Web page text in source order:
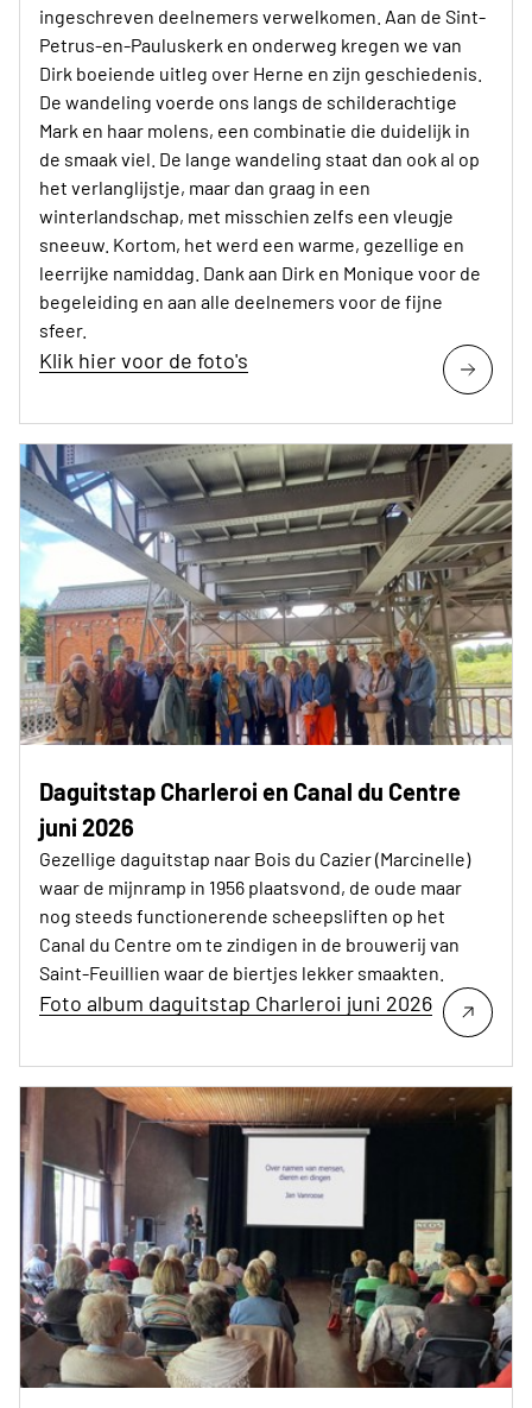
ingeschreven deelnemers verwelkomen. Aan de Sint-
Petrus-en-Pauluskerk en onderweg kregen we van
Dirk boeiende uitleg over Herne en zijn geschiedenis.
De wandeling voerde ons langs de schilderachtige
Mark en haar molens, een combinatie die duidelijk in
de smaak viel. De lange wandeling staat dan ook al op
het verlanglijstje, maar dan graag in een
winterlandschap, met misschien zelfs een vleugje
sneeuw. Kortom, het werd een warme, gezellige en
leerrijke namiddag. Dank aan Dirk en Monique voor de
begeleiding en aan alle deelnemers voor de fijne
sfeer.
Klik hier voor de foto's
Daguitstap Charleroi en Canal du Centre
juni 2026
Gezellige daguitstap naar Bois du Cazier (Marcinelle)
waar de mijnramp in 1956 plaatsvond, de oude maar
nog steeds functionerende scheepsliften op het
Canal du Centre om te zindigen in de brouwerij van
Saint-Feuillien waar de biertjes lekker smaakten.
Foto album daguitstap Charleroi juni 2026